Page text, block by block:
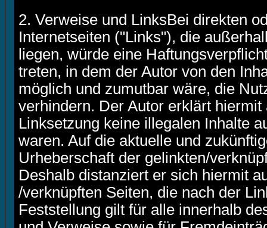
2. Verweise und LinksBei direkten
Internetseiten ("Links"), die
liegen, würde eine
treten, in dem der Autor von den
möglich und zumutbar wäre, die
verhindern. Der Autor erklärt
Linksetzung keine illegalen Inhalte
waren. Auf die aktuelle und
Urheberschaft der gelinkten/
Deshalb distanziert er sich hiermit
/verknüpften Seiten, die nach der
Feststellung gilt für alle innerhalb